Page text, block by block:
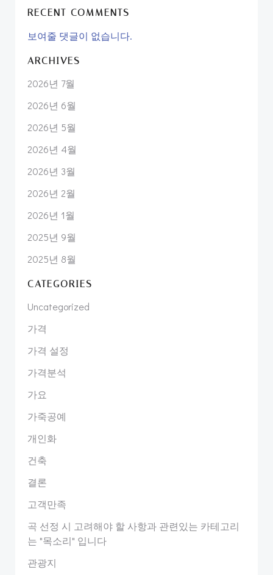
RECENT COMMENTS
보여줄 댓글이 없습니다.
ARCHIVES
2026년 7월
2026년 6월
2026년 5월
2026년 4월
2026년 3월
2026년 2월
2026년 1월
2025년 9월
2025년 8월
CATEGORIES
Uncategorized
가격
가격 설정
가격분석
가요
가죽공예
개인화
건축
결론
고객만족
곡 선정 시 고려해야 할 사항과 관련있는 카테고리
는 "목소리" 입니다
관광지